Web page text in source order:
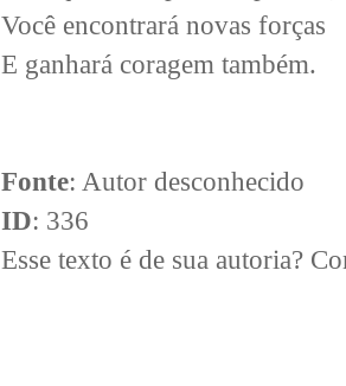
Você encontrará novas forças
E ganhará coragem também.
Fonte: Autor desconhecido
ID: 336
Esse texto é de sua autoria?